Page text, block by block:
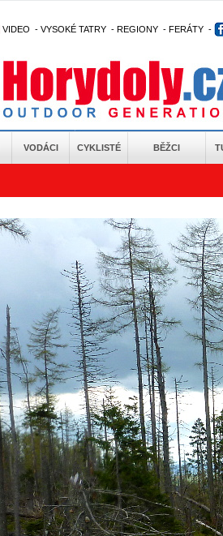
VIDEO - VYSOKÉ TATRY - REGIONY - FERÁTY -
VODÁCI CYKLISTÉ BĚŽCI